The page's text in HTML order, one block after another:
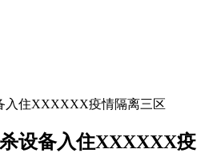
设备入住XXXXXX疫